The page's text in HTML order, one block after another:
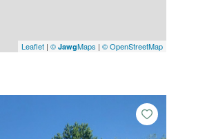
Leaflet | © JawgMaps | © OpenStreetMap